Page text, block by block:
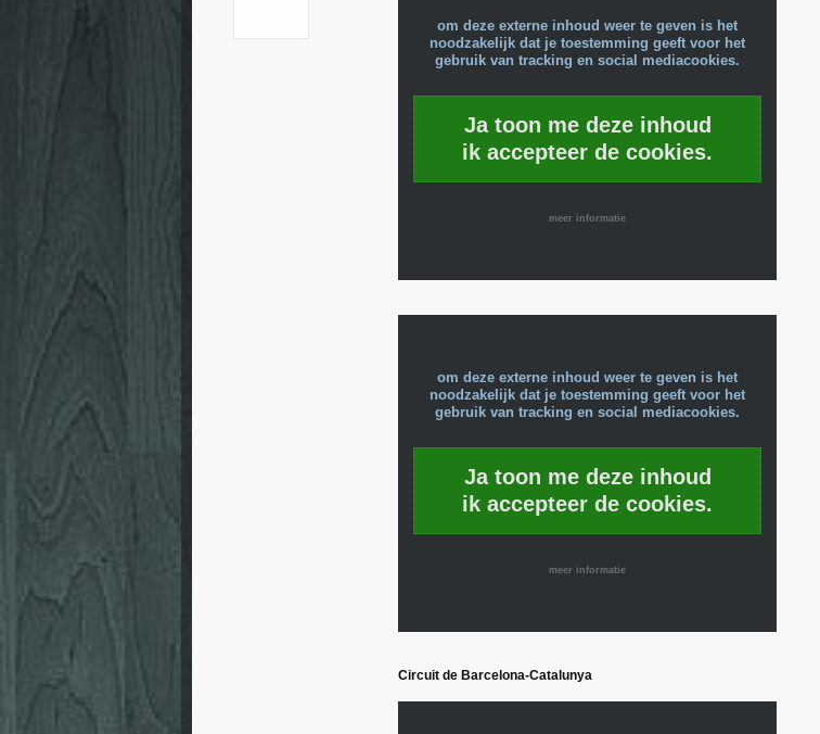
om deze externe inhoud weer te geven is het
noodzakelijk dat je toestemming geeft voor het
gebruik van tracking en social mediacookies.
Ja toon me deze inhoud
ik accepteer de cookies.
meer informatie
om deze externe inhoud weer te geven is het
noodzakelijk dat je toestemming geeft voor het
gebruik van tracking en social mediacookies.
Ja toon me deze inhoud
ik accepteer de cookies.
meer informatie
Circuit de Barcelona-Catalunya